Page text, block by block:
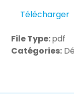
Télécharger
File Type:pdf
Catégories: